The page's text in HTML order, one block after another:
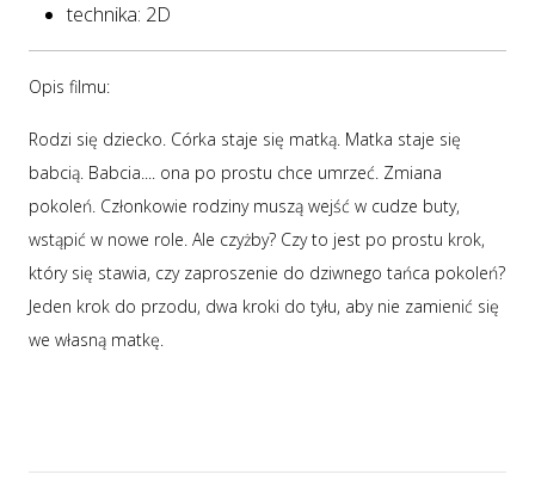
technika: 2D
Opis filmu:
Rodzi się dziecko. Córka staje się matką. Matka staje się
babcią. Babcia.... ona po prostu chce umrzeć. Zmiana
pokoleń. Członkowie rodziny muszą wejść w cudze buty,
wstąpić w nowe role. Ale czyżby? Czy to jest po prostu krok,
który się stawia, czy zaproszenie do dziwnego tańca pokoleń?
Jeden krok do przodu, dwa kroki do tyłu, aby nie zamienić się
we własną matkę.